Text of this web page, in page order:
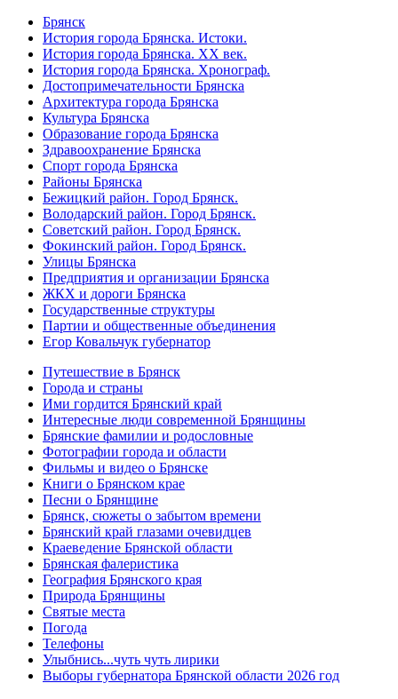
Брянск
История города Брянска. Истоки.
История города Брянска. XX век.
История города Брянска. Хронограф.
Достопримечательности Брянска
Архитектура города Брянска
Культура Брянска
Образование города Брянска
Здравоохранение Брянска
Спорт города Брянска
Районы Брянска
Бежицкий район. Город Брянск.
Володарский район. Город Брянск.
Советский район. Город Брянск.
Фокинский район. Город Брянск.
Улицы Брянска
Предприятия и организации Брянска
ЖКХ и дороги Брянска
Государственные структуры
Партии и общественные объединения
Егор Ковальчук губернатор
Путешествие в Брянск
Города и страны
Ими гордится Брянский край
Интересные люди современной Брянщины
Брянские фамилии и родословные
Фотографии города и области
Фильмы и видео о Брянске
Книги о Брянском крае
Песни о Брянщине
Брянск, сюжеты о забытом времени
Брянский край глазами очевидцев
Краеведение Брянской области
Брянская фалеристика
География Брянского края
Природа Брянщины
Святые места
Погода
Телефоны
Улыбнись...чуть чуть лирики
Выборы губернатора Брянской области 2026 год